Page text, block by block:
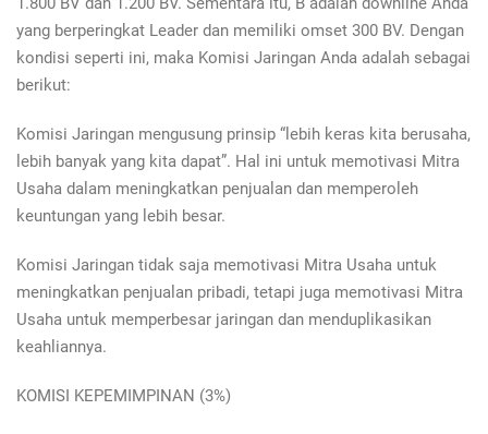
yang berperingkat Leader dan memiliki omset 300 BV. Dengan
kondisi seperti ini, maka Komisi Jaringan Anda adalah sebagai
berikut:
Komisi Jaringan mengusung prinsip “lebih keras kita berusaha,
lebih banyak yang kita dapat”. Hal ini untuk memotivasi Mitra
Usaha dalam meningkatkan penjualan dan memperoleh
keuntungan yang lebih besar.
Komisi Jaringan tidak saja memotivasi Mitra Usaha untuk
meningkatkan penjualan pribadi, tetapi juga memotivasi Mitra
Usaha untuk memperbesar jaringan dan menduplikasikan
keahliannya.
KOMISI KEPEMIMPINAN (3%)